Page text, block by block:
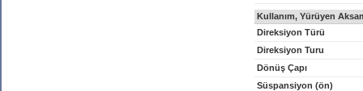
Kullanım, Yürüyen
Direksiyon Türü
Direksiyon Turu
Dönüş Çapı
Süspansiyon (ön)